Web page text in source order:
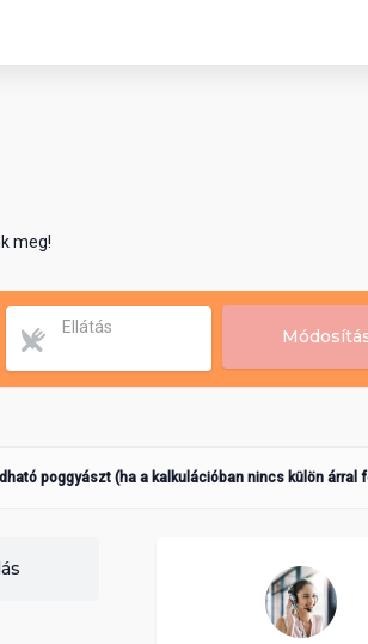
meg!
Ellátás
poggyászt (ha a kalkulációban nincs külön árral